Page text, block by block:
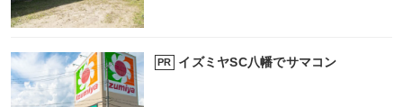
PR イズミヤSC八幡でサマコン